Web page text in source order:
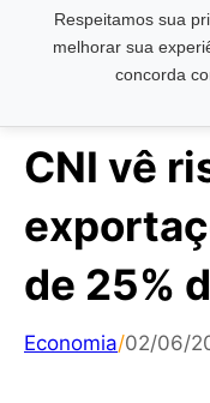
Respeitamos sua
melhorar sua
concorda
Pesquisar ...
CNI vê
de 25%
Economia/02/06/